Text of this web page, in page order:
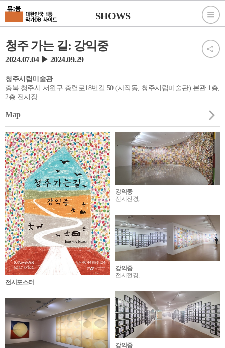
SHOWS
청주 가는 길: 강익중
2024.07.04 ▶ 2024.09.29
청주시립미술관
충북 청주시 서원구 충렬로18번길 50 (사직동, 청주시립미술관) 본관 1층,
2층 전시장
Map
전시포스터
강익중
전시전경,
강익중
전시전경,
강익중